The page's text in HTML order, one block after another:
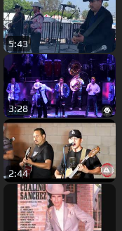
5:43
3:28
2:44